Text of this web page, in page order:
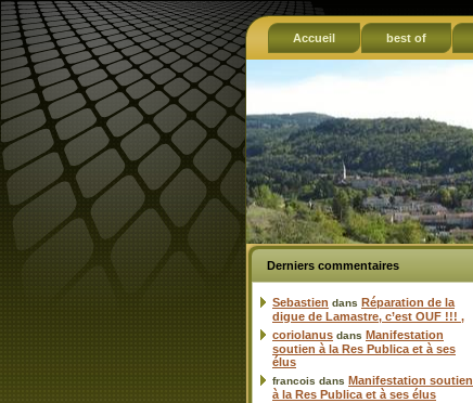
Accueil best of
Derniers commentaires
Sebastien dans Réparation de la
digue de Lamastre, c’est OUF !!! ,
coriolanus dans Manifestation
soutien à la Res Publica et à ses
élus
francois dans Manifestation soutien
à la Res Publica et à ses élus